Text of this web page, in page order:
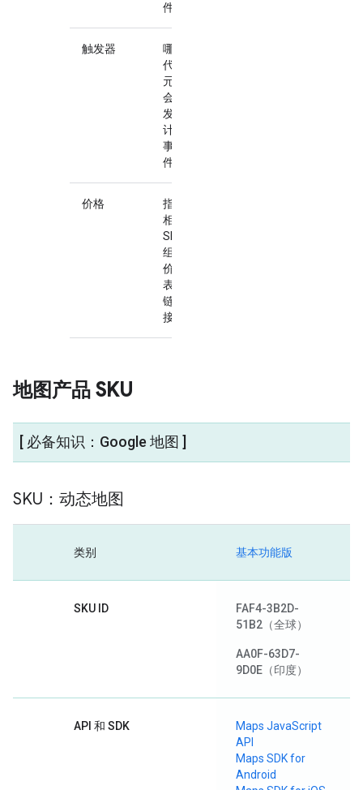
件。
触发器
哪些
代码
元素
会触
发可
计费
事
件。
价格
指向
相应
SKU
组的
价格
表的
链
接。
地图产品 SKU
[ 必备知识：Google 地图 ]
SKU：动态地图
类别 基本功能版
SKU ID
FAF4-3B2D-
51B2 （全球）
AA0F-63D7-
9D0E （印度）
API 和 SDK
Maps JavaScript
API
Maps SDK for
Android